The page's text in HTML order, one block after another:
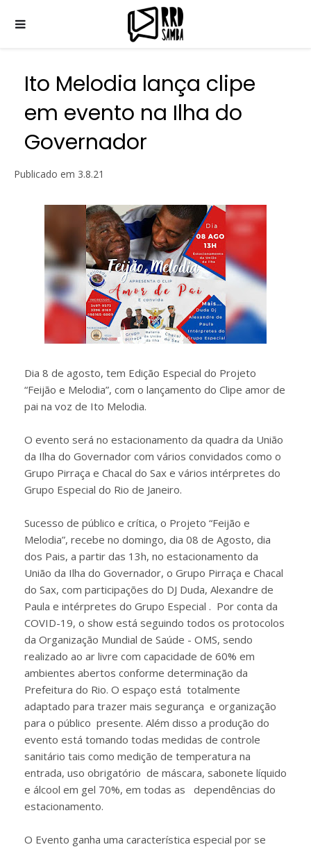
Ito Melodia lança clipe
em evento na Ilha do
Governador
Publicado em 3.8.21
Dia 8 de agosto, tem Edição Especial do Projeto
“Feijão e Melodia”, com o lançamento do Clipe amor de
pai na voz de Ito Melodia.
O evento será no estacionamento da quadra da União
da Ilha do Governador com vários convidados como o
Grupo Pirraça e Chacal do Sax e vários intérpretes do
Grupo Especial do Rio de Janeiro.
Sucesso de público e crítica, o Projeto “Feijão e
Melodia”, recebe no domingo, dia 08 de Agosto, dia
dos Pais, a partir das 13h, no estacionamento da
União da Ilha do Governador, o Grupo Pirraça e Chacal
do Sax, com participações do DJ Duda, Alexandre de
Paula e intérpretes do Grupo Especial . Por conta da
COVID-19, o show está seguindo todos os protocolos
da Organização Mundial de Saúde - OMS, sendo
realizado ao ar livre com capacidade de 60% em
ambientes abertos conforme determinação da
Prefeitura do Rio. O espaço está totalmente
adaptado para trazer mais segurança e organização
para o público presente. Além disso a produção do
evento está tomando todas medidas de controle
sanitário tais como medição de temperatura na
entrada, uso obrigatório de máscara, sabonete líquido
e álcool em gel 70%, em todas as dependências do
estacionamento.
O Evento ganha uma característica especial por se